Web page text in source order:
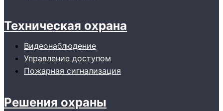
Техническая охрана
Видеонаблюдение
Управление доступом
Пожарная сигнализация
Решения охраны